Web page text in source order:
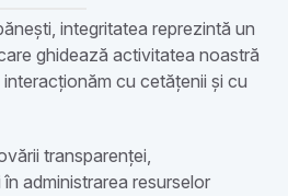
integritatea reprezintă un
ghidează activitatea noastră
cu cetățenii și cu
transparenței,
administrarea resurselor